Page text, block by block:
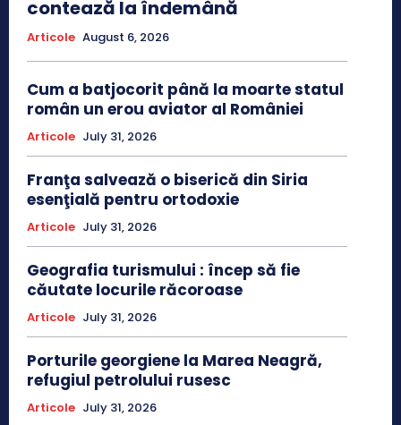
contează la îndemână
Articole August 6, 2026
Cum a batjocorit până la moarte statul
român un erou aviator al României
Articole July 31, 2026
Franţa salvează o biserică din Siria
esenţială pentru ortodoxie
Articole July 31, 2026
Geografia turismului : încep să fie
căutate locurile răcoroase
Articole July 31, 2026
Porturile georgiene la Marea Neagră,
refugiul petrolului rusesc
Articole July 31, 2026